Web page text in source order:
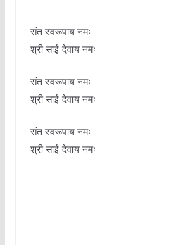
संत स्वरूपाय नमः
श्री साईं देवाय नमः
संत स्वरूपाय नमः
श्री साईं देवाय नमः
संत स्वरूपाय नमः
श्री साईं देवाय नमः